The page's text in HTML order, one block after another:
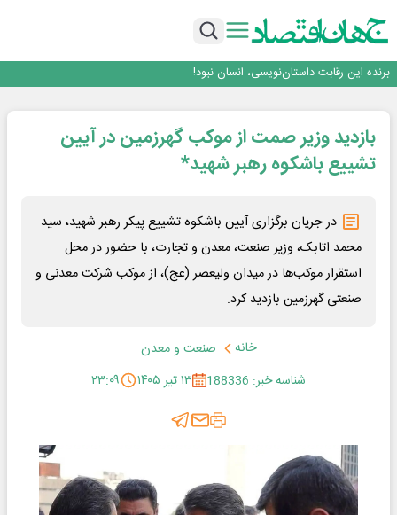
منطقه‌ای
بانک تجارت، تأمین‌کننده مالی پروژه بازسازی فازهای ۴ و ۵ پارس حنوبی
برنده این رقابت داستان‌نویسی، انسان نبود!
ایران، شریک راهبردی اتحادیه اقتصادی اوراسیا در مسیر توسعه تجارت و همگرایی
منطقه‌ای
بازدید وزیر صمت از موکب گهرزمین در آیین
تشییع باشکوه رهبر شهید*
در جریان برگزاری آیین باشکوه تشییع پیکر رهبر شهید، سید
محمد اتابک، وزیر صنعت، معدن و تجارت، با حضور در محل
استقرار موکب‌ها در میدان ولیعصر (عج)، از موکب شرکت معدنی و
صنعتی گهرزمین بازدید کرد.
خانه
صنعت و معدن
شناسه خبر: 188336
۱۳ تیر ۱۴۰۵ ۲۳:۰۹